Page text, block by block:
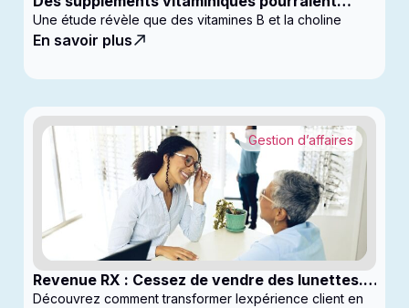
ralentir la progression du glaucome
Une étude révèle que des vitamines B et la choline
En savoir plus
Revenue RX : Cessez de vendre des lunettes.
Commencez à générer des profits
Gestion d’affaires
Découvrez comment transformer lexpérience client en